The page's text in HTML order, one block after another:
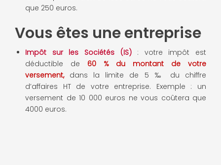
que 250 euros.
Vous êtes une entreprise
Impôt sur les Sociétés (IS): votre impôt est
déductible de 60 % du montant de votre
versement, dans la limite de 5 ‰ du chiffre
d’affaires HT de votre entreprise. Exemple : un
versement de 10 000 euros ne vous coûtera que
4000 euros.